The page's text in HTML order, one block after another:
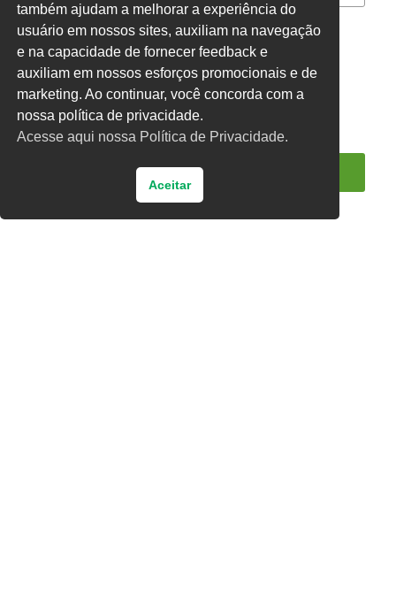
CONCURSADO ACT CLT OUTROS
também ajudam a melhorar a experiência do
usuário em nossos sites, auxiliam na navegação
e na capacidade de fornecer feedback e
auxiliam em nossos esforços promocionais e de
marketing. Ao continuar, você concorda com a
nossa política de privacidade.
Acesse aqui nossa Política de Privacidade.
Aceitar